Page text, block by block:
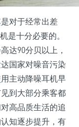
对于经常出差
是十分必要的。
达90分贝以上，
国家对噪音污染
主动降噪耳机早
到大部分乘客都
高品质生活的追
知逐步提升，有